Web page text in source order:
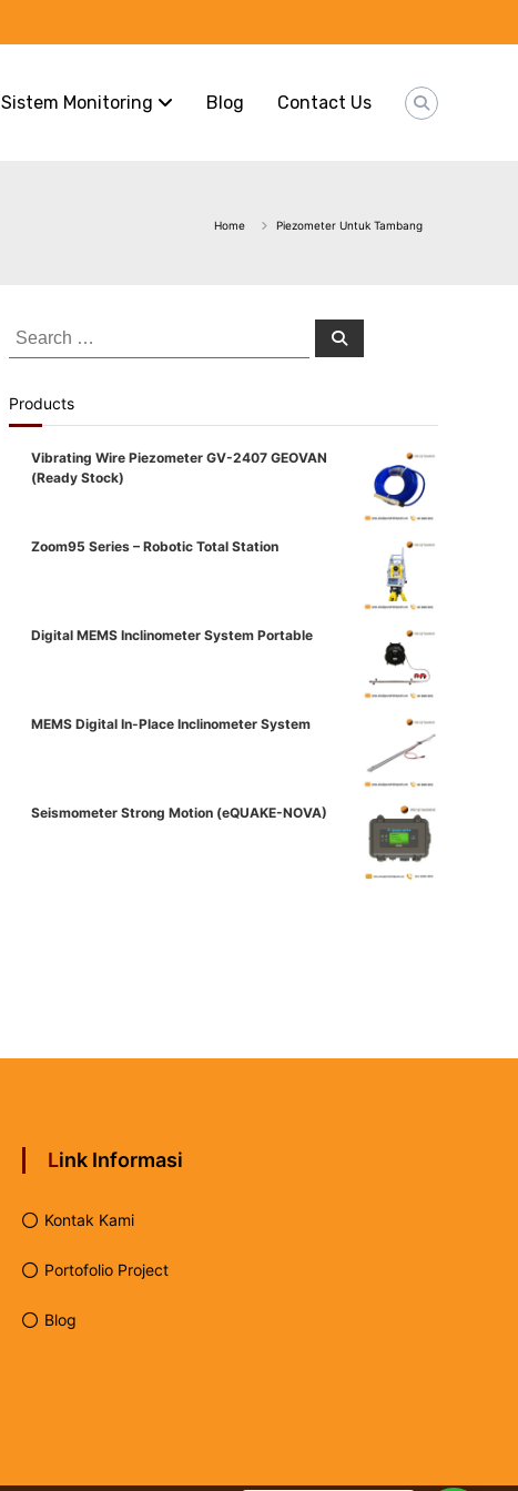
Sistem Monitoring Blog Contact Us
Home Piezometer Untuk Tambang
Search
for:
Search
Products
Vibrating Wire Piezometer GV-2407 GEOVAN
(Ready Stock)
Zoom95 Series – Robotic Total Station
Digital MEMS Inclinometer System Portable
MEMS Digital In-Place Inclinometer System
Seismometer Strong Motion (eQUAKE-NOVA)
Link Informasi
Kontak Kami
Portofolio Project
Blog